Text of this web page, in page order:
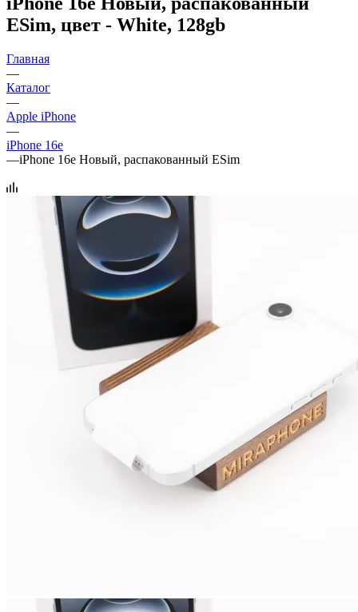
ESim, цвет - White, 128gb
Главная
—
Каталог
—
Apple iPhone
—
iPhone 16e
—iPhone 16e Новый, распакованный ESim